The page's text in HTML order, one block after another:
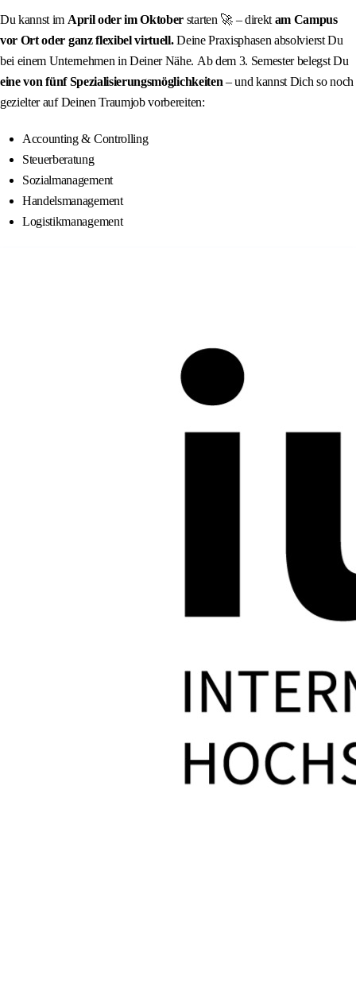
Du kannst im April oder im Oktober starten 🚀 – direkt am Campus
vor Ort oder ganz flexibel virtuell.Deine Praxisphasen absolvierst Du
bei einem Unternehmen in Deiner Nähe. Ab dem 3. Semester belegst Du
eine von fünf Spezialisierungsmöglichkeiten – und kannst Dich so noch
gezielter auf Deinen Traumjob vorbereiten:
Accounting & Controlling
Steuerberatung
Sozialmanagement
Handelsmanagement
Logistikmanagement